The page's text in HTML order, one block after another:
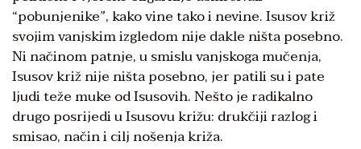
“pobunjenike”, kako vine tako i nevine. Isusov križ
svojim vanjskim izgledom nije dakle ništa posebno.
Ni načinom patnje, u smislu vanjskoga mučenja,
Isusov križ nije ništa posebno, jer patili su i pate
ljudi teže muke od Isusovih. Nešto je radikalno
drugo posrijedi u Isusovu križu: drukčiji razlog i
smisao, način i cilj nošenja križa.